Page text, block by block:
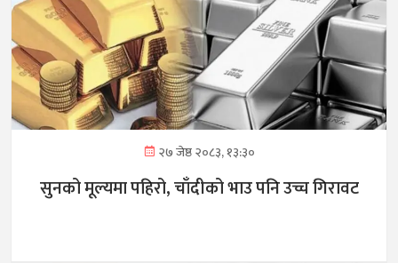
२७ जेष्ठ २०८३, १३:३०
सुनको मूल्यमा पहिरो, चाँदीको भाउ पनि उच्च गिरावट